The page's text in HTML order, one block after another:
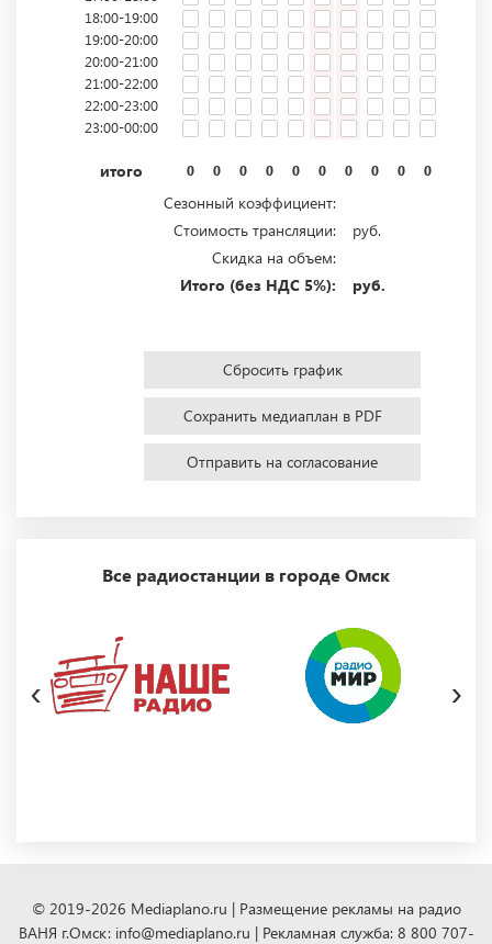
18:00-19:00
19:00-20:00
20:00-21:00
21:00-22:00
22:00-23:00
23:00-00:00
итого 0 0 0 0 0 0 0 0 0 0
Сезонный коэффициент:
Стоимость трансляции:
руб.
Скидка на объем:
Итого (без НДС 5%):
руб.
Сбросить график
Сохранить медиаплан в PDF
Отправить на согласование
Все радиостанции в городе Омск
‹ ›
© 2019-2026 Mediaplano.ru | Размещение рекламы на радио
ВАНЯ г.Омск: info@mediaplano.ru | Рекламная служба: 8 800 707-